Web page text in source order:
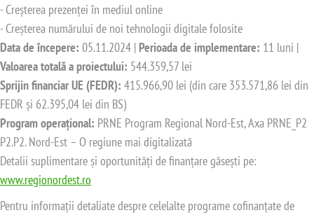
- Creșterea prezenței în mediul online
- Creșterea numărului de noi tehnologii digitale folosite
Data de începere: 05.11.2024 | Perioada de implementare: 11 luni |
Valoarea totală a proiectului: 544.359,57 lei
Sprijin financiar UE (FEDR): 415.966,90 lei (din care 353.571,86 lei din
FEDR și 62.395,04 lei din BS)
Program operațional: PRNE Program Regional Nord-Est, Axa PRNE_P2
P2.P2. Nord-Est – O regiune mai digitalizată
Detalii suplimentare și oportunități de finanțare găsești pe:
www.regionordest.ro
Pentru informații detaliate despre celelalte programe cofinanțate de